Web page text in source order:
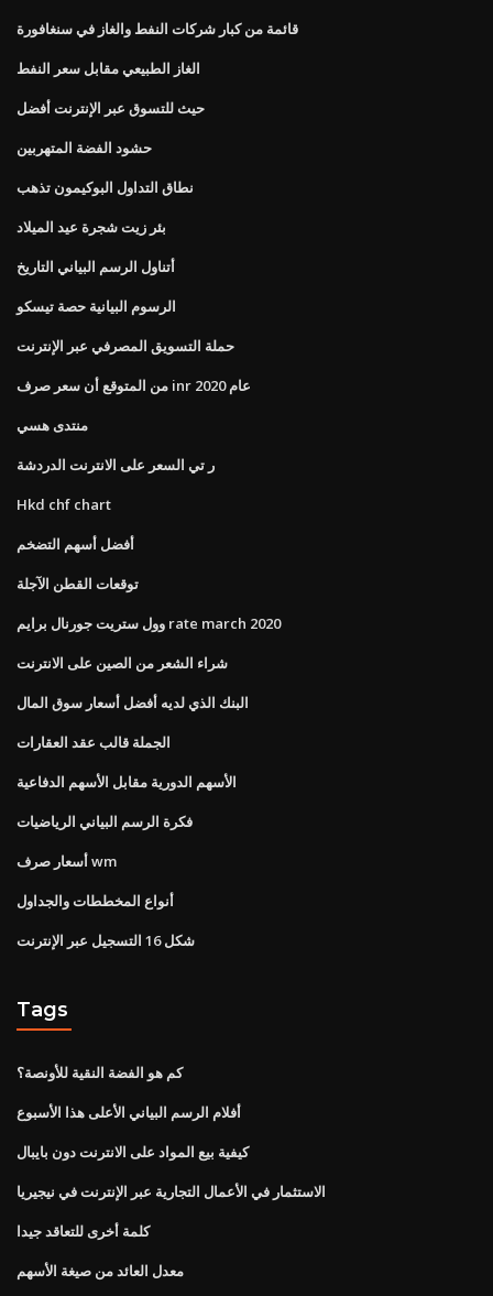
قائمة من كبار شركات النفط والغاز في سنغافورة
الغاز الطبيعي مقابل سعر النفط
حيث للتسوق عبر الإنترنت أفضل
حشود الفضة المتهربين
نطاق التداول البوكيمون تذهب
بئر زيت شجرة عيد الميلاد
أتناول الرسم البياني التاريخ
الرسوم البيانية حصة تيسكو
حملة التسويق المصرفي عبر الإنترنت
من المتوقع أن سعر صرف inr عام 2020
منتدى هسي
ر تي السعر على الانترنت الدردشة
Hkd chf chart
أفضل أسهم التضخم
توقعات القطن الآجلة
وول ستريت جورنال برايم rate march 2020
شراء الشعر من الصين على الانترنت
البنك الذي لديه أفضل أسعار سوق المال
الجملة قالب عقد العقارات
الأسهم الدورية مقابل الأسهم الدفاعية
فكرة الرسم البياني الرياضيات
أسعار صرف wm
أنواع المخططات والجداول
شكل 16 التسجيل عبر الإنترنت
Tags
كم هو الفضة النقية للأونصة؟
أفلام الرسم البياني الأعلى هذا الأسبوع
كيفية بيع المواد على الانترنت دون بايبال
الاستثمار في الأعمال التجارية عبر الإنترنت في نيجيريا
كلمة أخرى للتعاقد جيدا
معدل العائد من صيغة الأسهم